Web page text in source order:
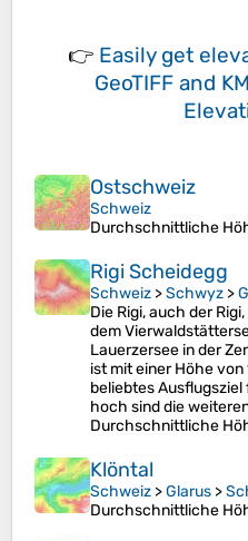
👉 Easily get
GeoTIFF and
Ostschweiz
Schweiz
Durchschnittliche
Rigi Scheidegg
Schweiz >Schwyz >
Die Rigi, auch der
dem
Lauerzersee in der
ist mit einer Höhe von
beliebtes
hoch sind die
Durchschnittliche
Klöntal
Schweiz >Glarus >
Durchschnittliche